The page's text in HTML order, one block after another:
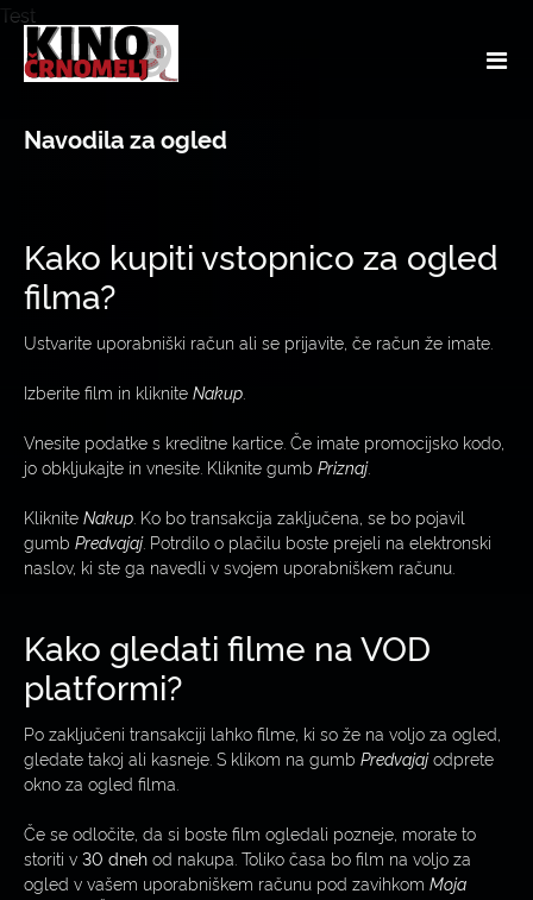
Test
Navodila za ogled
Kako kupiti vstopnico za ogled
filma?
Ustvarite uporabniški račun ali se prijavite, če račun že imate.
Izberite film in kliknite Nakup
Vnesite podatke s kreditne kartice. Če imate promocijsko kodo,
jo obkljukajte in vnesite. Kliknite gumb Priznaj.
Kliknite Nakup . Ko bo transakcija zaključena, se bo pojavil
gumb Predvajaj. Potrdilo o plačilu boste prejeli na elektronski
naslov, ki ste ga navedli v svojem uporabniškem računu.
Kako gledati filme na VOD
platformi?
Po zaključeni transakciji lahko filme, ki so že na voljo za ogled,
gledate takoj ali kasneje. S klikom na gumb Predvajajodprete
okno za ogled filma.
Če se odločite, da si boste film ogledali pozneje, morate to
storiti v 30 dneh od nakupa. Toliko časa bo film na voljo za
ogled v vašem uporabniškem računu pod zavihkom Moja